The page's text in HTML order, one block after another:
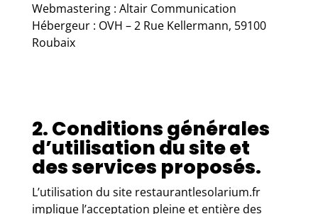
Webmastering : Altair Communication
Hébergeur : OVH – 2 Rue Kellermann, 59100
Roubaix
2. Conditions générales
d’utilisation du site et
des services proposés.
L’utilisation du site restaurantlesolarium.fr
implique l’acceptation pleine et entière des